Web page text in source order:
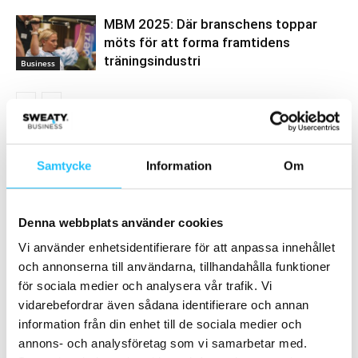
Samtycke Information Om
Denna webbplats använder cookies
Vi använder enhetsidentifierare för att anpassa innehållet
och annonserna till användarna, tillhandahålla funktioner
för sociala medier och analysera vår trafik. Vi
vidarebefordrar även sådana identifierare och annan
information från din enhet till de sociala medier och
annons- och analysföretag som vi samarbetar med.
Business
MBM 2025: Där branschens toppar
möts för att forma framtidens
träningsindustri
Samarbete
MEST POPULÄRA
Peloton säger upp 400 anställda och söker
ny vd
2024-05-02
Trygga Fitness i Kristianstad invigde tre